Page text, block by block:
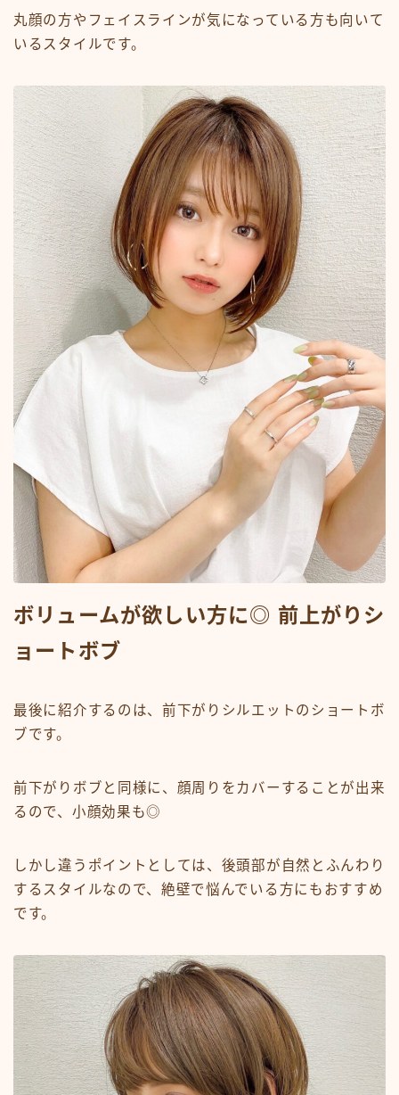
丸顔の方やフェイスラインが気になっている方も向いて
いるスタイルです。
ボリュームが欲しい方に◎ 前上がりシ
ョートボブ
最後に紹介するのは、前下がりシルエットのショートボ
ブです。
前下がりボブと同様に、顔周りをカバーすることが出来
るので、小顔効果も◎
しかし違うポイントとしては、後頭部が自然とふんわり
するスタイルなので、絶壁で悩んでいる方にもおすすめ
です。